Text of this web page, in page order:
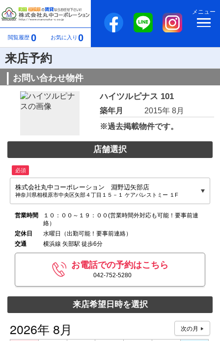
閲覧履歴 0 お気に入り 0
メニュー
来店予約
お問い合わせ物件
ハイツルピナス 101
築年月
2015年 8月
※過去掲載物件です。
店舗選択
必須
株式会社丸中コーポレーション 淵野辺矢部店
神奈川県相模原市中央区矢部４丁目１５－１ ケアパレストミー １F
営業時間
１０：００～１９：００(営業時間外対応も可能！要事前連
絡）
定休日
水曜日（出勤可能！要事前連絡）
交通
横浜線 矢部駅 徒歩6分
お電話での予約はこちら
042-752-5280
来店希望日時を選択
2026年 8月